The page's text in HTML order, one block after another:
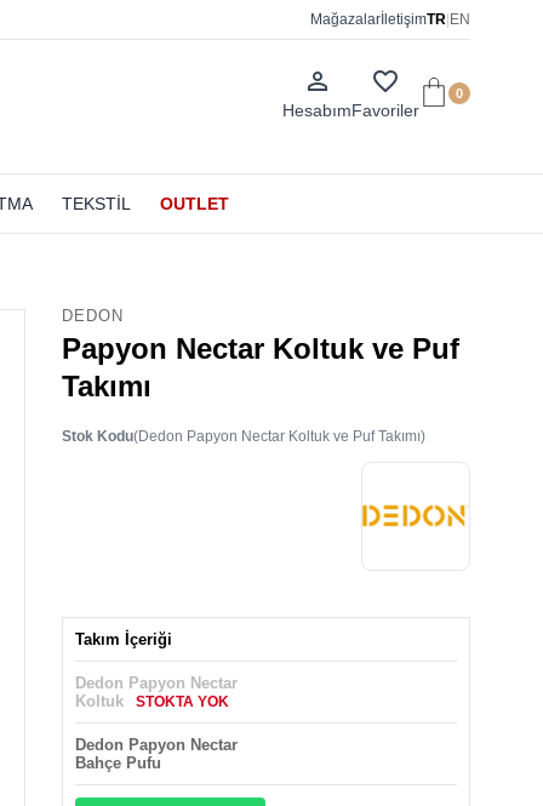
Mağazalar İletişimTR EN
person_outline
Hesabım
favorite_border
Favoriler
0
TEKSTİL OUTLET
DEDON
Papyon Nectar Koltuk ve Puf
Takımı
(Dedon Papyon Nectar Koltuk ve Puf Takımı)
Stok Kodu
Takım İçeriği
Dedon Papyon Nectar
Koltuk
STOKTA YOK
Dedon Papyon Nectar
Bahçe Pufu